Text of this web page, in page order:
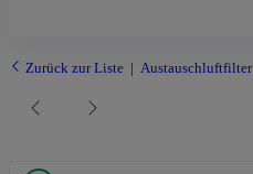
Zurück zur Liste Austauschluftfilter